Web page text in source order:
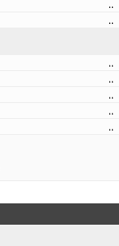
..
..
..
..
..
..
..